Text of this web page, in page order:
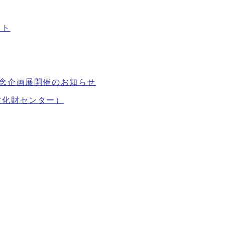
企画展開催のお知らせ
財センター）